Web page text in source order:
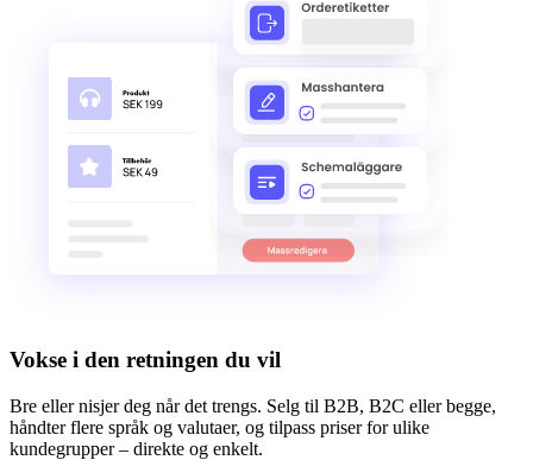
Vokse i den retningen du vil
Bre eller nisjer deg når det trengs. Selg til B2B, B2C eller begge,
håndter flere språk og valutaer, og tilpass priser for ulike
kundegrupper – direkte og enkelt.